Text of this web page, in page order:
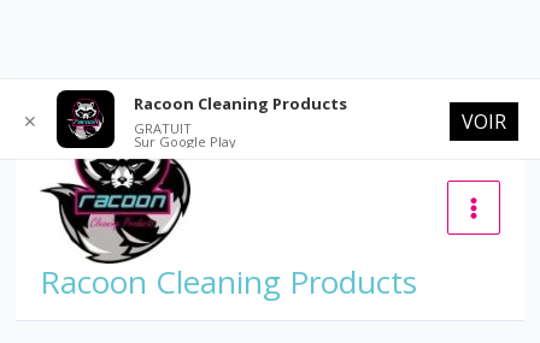
contenu
Racoon Cleaning Products
✕
Racoon Cleaning Products
GRATUIT
Sur Google Play
VOIR